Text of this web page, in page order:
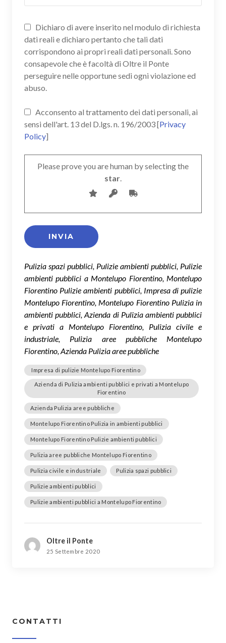
Dichiaro di avere inserito nel modulo di richiesta
dati reali e dichiaro pertanto che tali dati
corrispondono ai propri reali dati personali. Sono
consapevole che è facoltà di Oltre il Ponte
perseguire nelle opportune sedi ogni violazione ed
abuso.
Acconsento al trattamento dei dati personali, ai
sensi dell'art. 13 del D.lgs. n. 196/2003 [Privacy
Policy]
Please prove you are human by selecting the
star.
Pulizia spazi pubblici, Pulizie ambienti pubblici, Pulizie
ambienti pubblici a Montelupo Fiorentino, Montelupo
Fiorentino Pulizie ambienti pubblici, Impresa di pulizie
Montelupo Fiorentino, Montelupo Fiorentino Pulizia in
ambienti pubblici, Azienda di Pulizia ambienti pubblici
e privati a Montelupo Fiorentino, Pulizia civile e
industriale, Pulizia aree pubbliche Montelupo
Fiorentino, Azienda Pulizia aree pubbliche
Impresa di pulizie Montelupo Fiorentino
Azienda di Pulizia ambienti pubblici e privati a Montelupo
Fiorentino
Azienda Pulizia aree pubbliche
Montelupo Fiorentino Pulizia in ambienti pubblici
Montelupo Fiorentino Pulizie ambienti pubblici
Pulizia aree pubbliche Montelupo Fiorentino
Pulizia civile e industriale Pulizia spazi pubblici
Pulizie ambienti pubblici
Pulizie ambienti pubblici a Montelupo Fiorentino
Oltre il Ponte
25 Settembre 2020
CONTATTI